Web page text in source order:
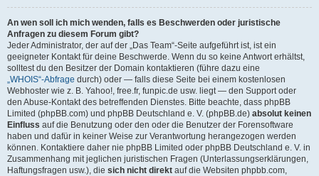
An wen soll ich mich wenden, falls es Beschwerden oder juristische
Anfragen zu diesem Forum gibt?
Jeder Administrator, der auf der „Das Team“-Seite aufgeführt ist, ist ein
geeigneter Kontakt für deine Beschwerde. Wenn du so keine Antwort erhältst,
solltest du den Besitzer der Domain kontaktieren (führe dazu eine
„WHOIS“-Abfrage durch) oder — falls diese Seite bei einem kostenlosen
Webhoster wie z. B. Yahoo!, free.fr, funpic.de usw. liegt — den Support oder
den Abuse-Kontakt des betreffenden Dienstes. Bitte beachte, dass phpBB
Limited (phpBB.com) und phpBB Deutschland e. V. (phpBB.de) absolut keinen
Einfluss auf die Benutzung oder den oder die Benutzer der Forensoftware
haben und dafür in keiner Weise zur Verantwortung herangezogen werden
können. Kontaktiere daher nie phpBB Limited oder phpBB Deutschland e. V. in
Zusammenhang mit jeglichen juristischen Fragen (Unterlassungserklärungen,
Haftungsfragen usw.), die sich nicht direkt auf die Websiten phpbb.com,